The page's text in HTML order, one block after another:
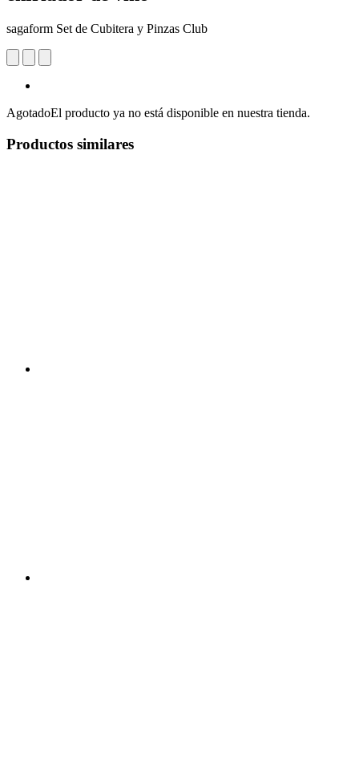
sagaform Set de Cubitera y Pinzas Club
AgotadoEl producto ya no está disponible en nuestra tienda.
Productos similares